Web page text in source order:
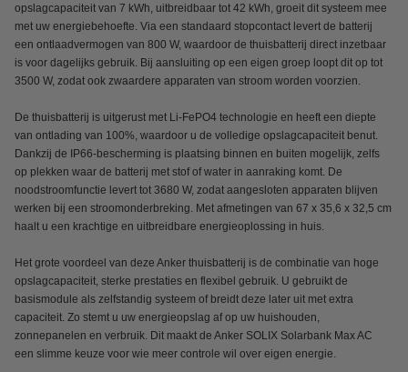
opslagcapaciteit van 7 kWh, uitbreidbaar tot 42 kWh, groeit dit systeem mee
met uw energiebehoefte. Via een standaard stopcontact levert de batterij
een ontlaadvermogen van 800 W, waardoor de thuisbatterij direct inzetbaar
is voor dagelijks gebruik. Bij aansluiting op een eigen groep loopt dit op tot
3500 W, zodat ook zwaardere apparaten van stroom worden voorzien.
De thuisbatterij is uitgerust met Li-FePO4 technologie en heeft een diepte
van ontlading van 100%, waardoor u de volledige opslagcapaciteit benut.
Dankzij de IP66-bescherming is plaatsing binnen en buiten mogelijk, zelfs
op plekken waar de batterij met stof of water in aanraking komt. De
noodstroomfunctie levert tot 3680 W, zodat aangesloten apparaten blijven
werken bij een stroomonderbreking. Met afmetingen van 67 x 35,6 x 32,5 cm
haalt u een krachtige en uitbreidbare energieoplossing in huis.
Het grote voordeel van deze Anker thuisbatterij is de combinatie van hoge
opslagcapaciteit, sterke prestaties en flexibel gebruik. U gebruikt de
basismodule als zelfstandig systeem of breidt deze later uit met extra
capaciteit. Zo stemt u uw energieopslag af op uw huishouden,
zonnepanelen en verbruik. Dit maakt de Anker SOLIX Solarbank Max AC
een slimme keuze voor wie meer controle wil over eigen energie.